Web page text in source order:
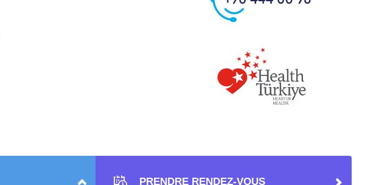
PRENDRE RENDEZ-VOUS